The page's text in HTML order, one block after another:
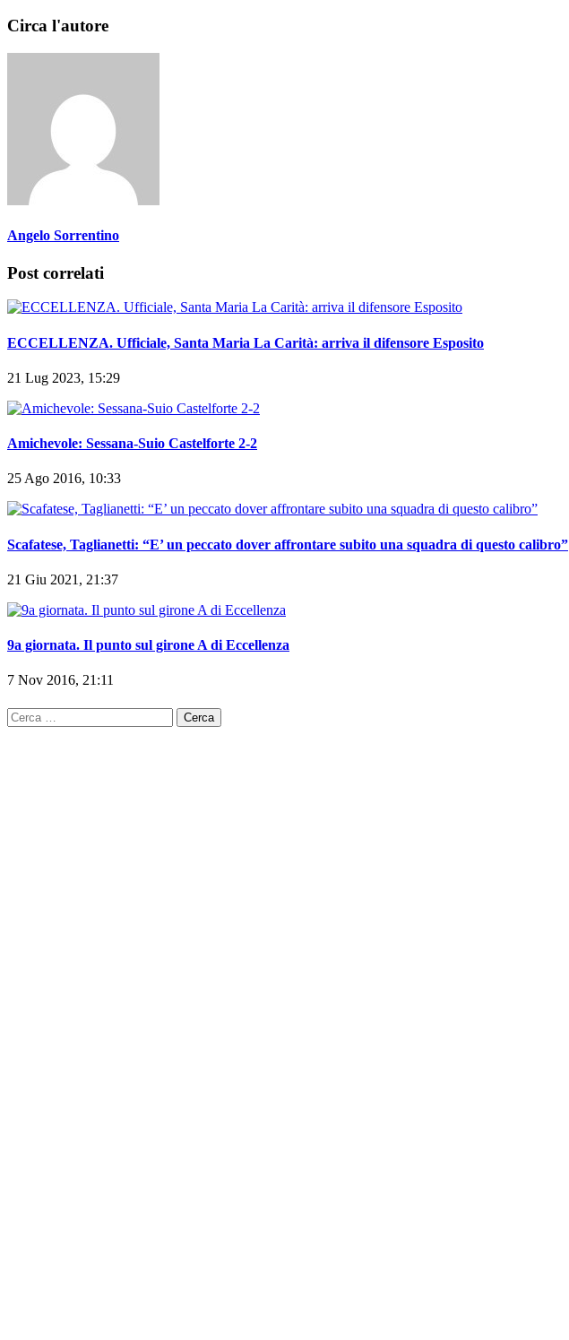
Circa l'autore
Angelo Sorrentino
Post correlati
ECCELLENZA. Ufficiale, Santa Maria La Carità: arriva il difensore Esposito
21 Lug 2023, 15:29
Amichevole: Sessana-Suio Castelforte 2-2
25 Ago 2016, 10:33
Scafatese, Taglianetti: “E’ un peccato dover affrontare subito una squadra di questo calibro”
21 Giu 2021, 21:37
9a giornata. Il punto sul girone A di Eccellenza
7 Nov 2016, 21:11
Ricerca
per: